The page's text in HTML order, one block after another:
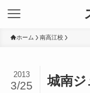
ホーム 南高江校
城南
2013
3/25